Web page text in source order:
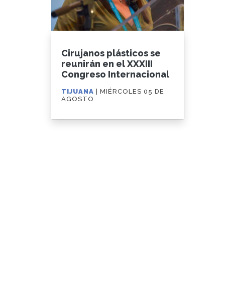
Cirujanos plásticos se
reunirán en el XXXIII
Congreso Internacional
TIJUANA| MIÉRCOLES 05 DE
AGOSTO